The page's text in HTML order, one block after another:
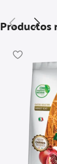
Productos